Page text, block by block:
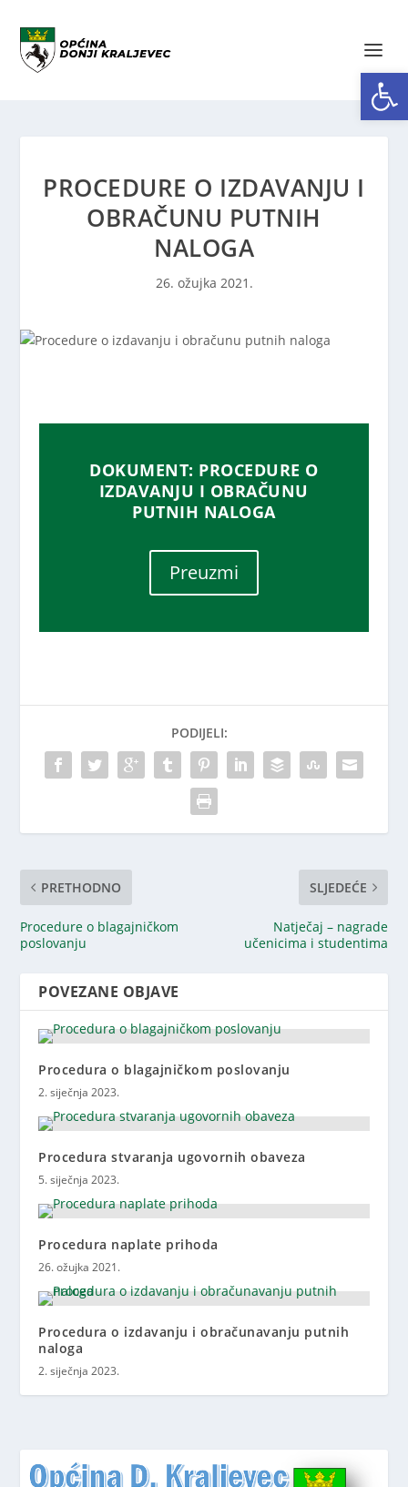
Open toolbar
PROCEDURE O IZDAVANJU I
OBRAČUNU PUTNIH
NALOGA
26. ožujka 2021.
DOKUMENT: PROCEDURE O
IZDAVANJU I OBRAČUNU
PUTNIH NALOGA
Preuzmi
PODIJELI:
PRETHODNO
Procedure o blagajničkom
poslovanju
SLJEDEĆE
Natječaj – nagrade
učenicima i studentima
POVEZANE OBJAVE
Procedura o blagajničkom poslovanju
2. siječnja 2023.
Procedura stvaranja ugovornih obaveza
5. siječnja 2023.
Procedura naplate prihoda
26. ožujka 2021.
Procedura o izdavanju i obračunavanju putnih
naloga
2. siječnja 2023.